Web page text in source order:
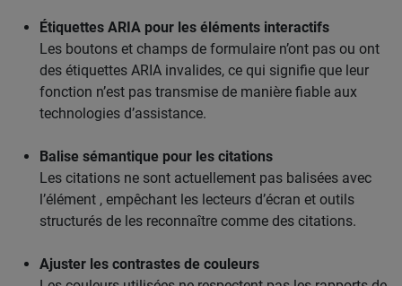
Étiquettes ARIA pour les éléments interactifs
Les boutons et champs de formulaire n’ont pas ou ont
des étiquettes ARIA invalides, ce qui signifie que leur
fonction n’est pas transmise de manière fiable aux
technologies d’assistance.
Balise sémantique pour les citations
Les citations ne sont actuellement pas balisées avec
l’élément , empêchant les lecteurs d’écran et outils
structurés de les reconnaître comme des citations.
Ajuster les contrastes de couleurs